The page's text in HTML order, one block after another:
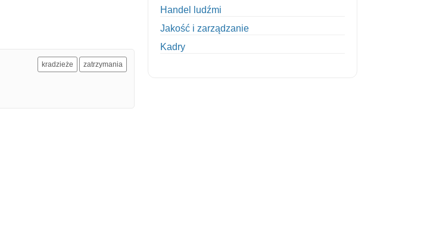
kradzieże zatrzymania
Handel ludźmi
Jakość i zarządzanie
Kadry